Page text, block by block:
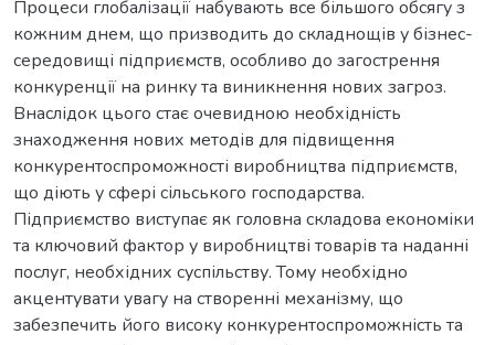
Процеси глобалізації набувають все більшого обсягу з
кожним днем, що призводить до складнощів у бізнес-
середовищі підприємств, особливо до загострення
конкуренції на ринку та виникнення нових загроз.
Внаслідок цього стає очевидною необхідність
знаходження нових методів для підвищення
конкурентоспроможності виробництва підприємств,
що діють у сфері сільського господарства.
Підприємство виступає як головна складова економіки
та ключовий фактор у виробництві товарів та наданні
послуг, необхідних суспільству. Тому необхідно
акцентувати увагу на створенні механізму, що
забезпечить його високу конкурентоспроможність та